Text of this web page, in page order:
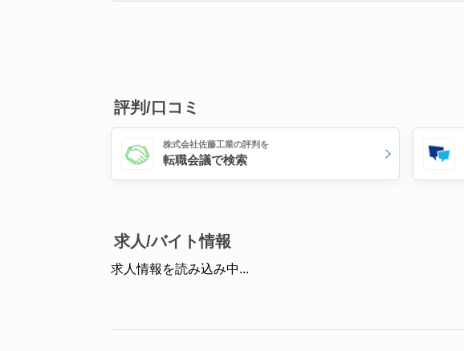
評判/口コミ
株式会社佐藤工業の評判を
転職会議で検索
求人/バイト情報
求人情報を読み込み中...